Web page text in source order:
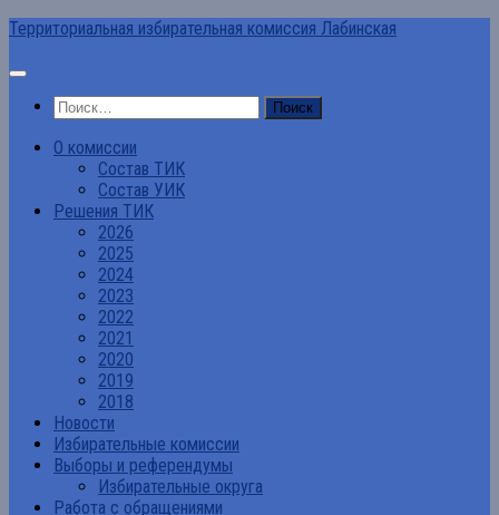
Перейти
содержимому
Территориальная избирательная комиссия Лабинская
Найти:
О комиссии
Состав ТИК
Состав УИК
Решения ТИК
2026
2025
2024
2023
2022
2021
2020
2019
2018
Новости
Избирательные комиссии
Выборы и референдумы
Избирательные округа
Работа с обращениями